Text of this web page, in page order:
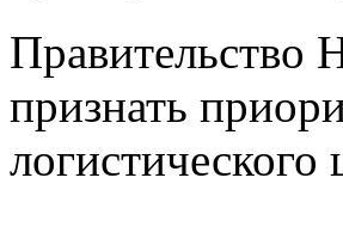
Правительство
признать